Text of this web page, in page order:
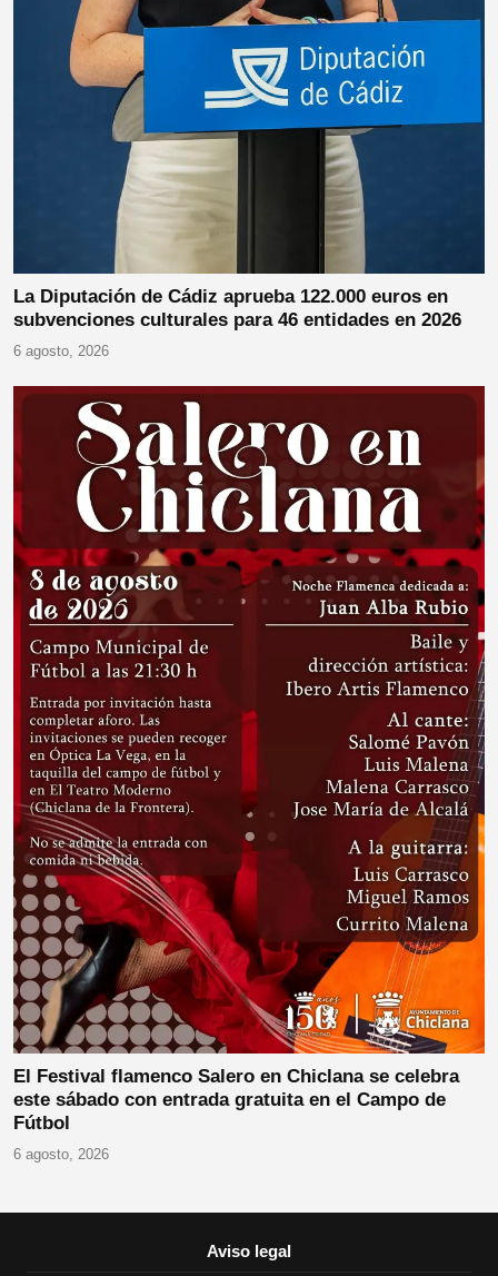
La Diputación de Cádiz aprueba 122.000 euros en
subvenciones culturales para 46 entidades en 2026
6 agosto, 2026
El Festival flamenco Salero en Chiclana se celebra
este sábado con entrada gratuita en el Campo de
Fútbol
6 agosto, 2026
Aviso legal